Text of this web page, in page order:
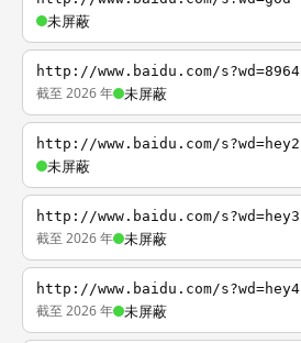
未屏蔽
http://www.baidu.com/s?wd=8964
截至 2026 年 未屏蔽
http://www.baidu.com/s?wd=hey2
未屏蔽
http://www.baidu.com/s?wd=hey3
截至 2026 年 未屏蔽
http://www.baidu.com/s?wd=hey4
截至 2026 年 未屏蔽